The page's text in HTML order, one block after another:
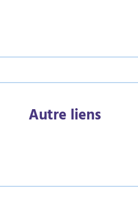
Autre liens